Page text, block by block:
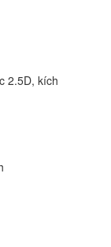
2.5D, kích